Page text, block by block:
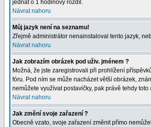
jednat o 1 hodinový rozdíl.
Návrat nahoru
Můj jazyk není na seznamu!
Zřejmě administrátor nenainstaloval tento jazyk,
Návrat nahoru
Jak zobrazím obrázek pod uživ. jménem ?
Možná, že jste zaregistrovali při prohlížení
fóru. Pod ním se může nacházet větší obrázek,
nemůžete využívat postavičky, pak právě tehdy
Návrat nahoru
Jak změní svoje zařazení ?
Obecně vzato, svoje zařazení změnit přímo